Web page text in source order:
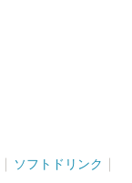
ソフトドリンク